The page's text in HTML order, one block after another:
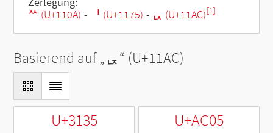
ᄊ (U+110A) - ᅵ (U+1175) - ᆬ (U+11AC)[1]
Basierend auf „ᆬ“ (U+11AC)
U+3135 U+AC05